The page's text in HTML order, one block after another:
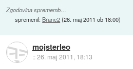
Zgodovina sprememb…
spremenil: Brane2(26. maj 2011 ob 18:00)
mojsterleo
::26. maj 2011, 18:13